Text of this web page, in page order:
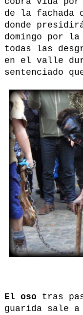
de la fachada
donde
domingo por
todas las
en el valle
sentenciado
El oso tras
guarida sale a